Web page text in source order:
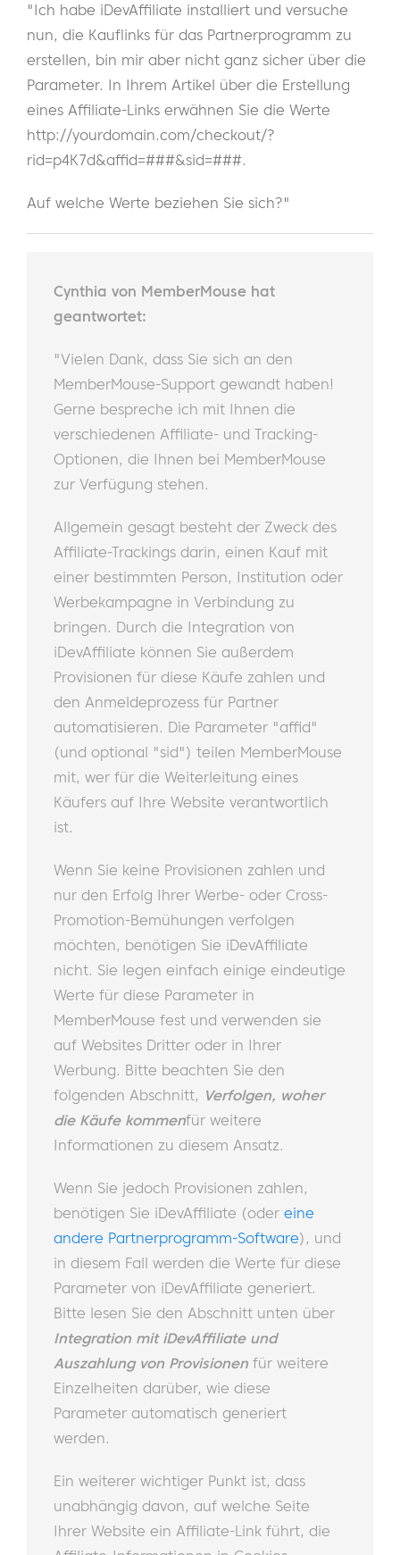
"Ich habe iDevAffiliate installiert und versuche
nun, die Kauflinks für das Partnerprogramm zu
erstellen, bin mir aber nicht ganz sicher über die
Parameter. In Ihrem Artikel über die Erstellung
eines Affiliate-Links erwähnen Sie die Werte
http://yourdomain.com/checkout/?
rid=p4K7d&affid=###&sid=###.
Auf welche Werte beziehen Sie sich?"
Cynthia von MemberMouse hat
geantwortet:
"Vielen Dank, dass Sie sich an den
MemberMouse-Support gewandt haben!
Gerne bespreche ich mit Ihnen die
verschiedenen Affiliate- und Tracking-
Optionen, die Ihnen bei MemberMouse
zur Verfügung stehen.
Allgemein gesagt besteht der Zweck des
Affiliate-Trackings darin, einen Kauf mit
einer bestimmten Person, Institution oder
Werbekampagne in Verbindung zu
bringen. Durch die Integration von
iDevAffiliate können Sie außerdem
Provisionen für diese Käufe zahlen und
den Anmeldeprozess für Partner
automatisieren. Die Parameter "affid"
(und optional "sid") teilen MemberMouse
mit, wer für die Weiterleitung eines
Käufers auf Ihre Website verantwortlich
ist.
Wenn Sie keine Provisionen zahlen und
nur den Erfolg Ihrer Werbe- oder Cross-
Promotion-Bemühungen verfolgen
möchten, benötigen Sie iDevAffiliate
nicht. Sie legen einfach einige eindeutige
Werte für diese Parameter in
MemberMouse fest und verwenden sie
auf Websites Dritter oder in Ihrer
Werbung. Bitte beachten Sie den
folgenden Abschnitt, Verfolgen, woher
die Käufe kommenfür weitere
Informationen zu diesem Ansatz.
Wenn Sie jedoch Provisionen zahlen,
benötigen Sie iDevAffiliate (oder eine
andere Partnerprogramm-Software), und
in diesem Fall werden die Werte für diese
Parameter von iDevAffiliate generiert.
Bitte lesen Sie den Abschnitt unten über
Integration mit iDevAffiliate und
Auszahlung von Provisionen für weitere
Einzelheiten darüber, wie diese
Parameter automatisch generiert
werden.
Ein weiterer wichtiger Punkt ist, dass
unabhängig davon, auf welche Seite
Ihrer Website ein Affiliate-Link führt, die